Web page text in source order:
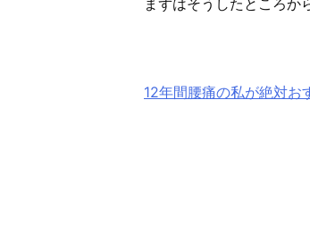
まずはそうしたところか
12年間腰痛の私が絶対お